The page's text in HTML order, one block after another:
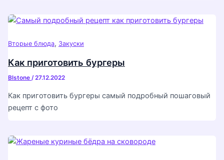
Вторые блюда, Закуски
Как приготовить бургеры
Blstone /27.12.2022
Как приготовить бургеры самый подробный пошаговый
рецепт с фото